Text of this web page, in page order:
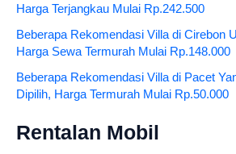
Harga Terjangkau Mulai Rp.242.500
Beberapa Rekomendasi Villa di Cirebon
Harga Sewa Termurah Mulai Rp.148.000
Beberapa Rekomendasi Villa di Pacet
Dipilih, Harga Termurah Mulai Rp.50.000
Rentalan Mobil